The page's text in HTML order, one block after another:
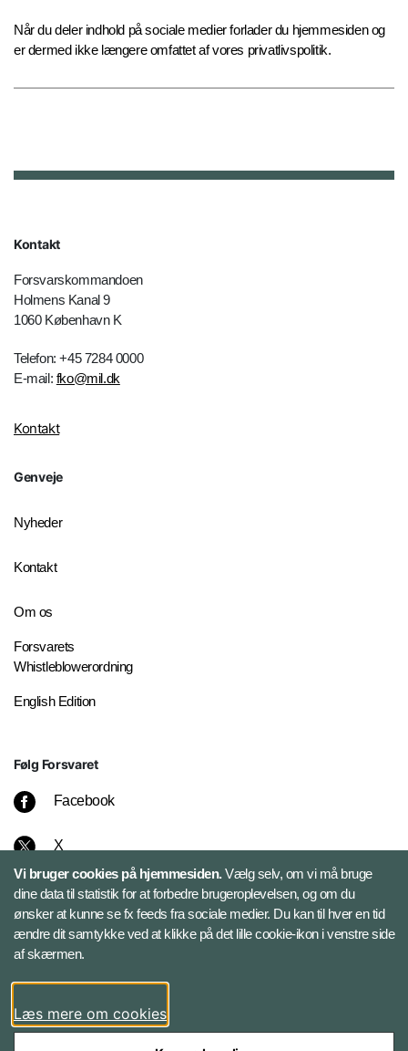
Når du deler indhold på sociale medier forlader du hjemmesiden og
er dermed ikke længere omfattet af vores privatlivspolitik.
Kontakt
Forsvarskommandoen
Holmens Kanal 9
1060 København K
Telefon: +45 7284 0000
E-mail: fko@mil.dk
Kontakt
Genveje
Nyheder
Kontakt
Om os
Forsvarets
Whistleblowerordning
English Edition
Følg Forsvaret
Facebook
X
Instagram
Bluesky
LinkedIn
Vi bruger cookies på hjemmesiden.Vælg selv, om vi må bruge
dine data til statistik for at forbedre brugeroplevelsen, og om du
ønsker at kunne se fx feeds fra sociale medier. Du kan til hver en tid
ændre dit samtykke ved at klikke på det lille cookie-ikon i venstre side
af skærmen.
Læs mere om cookies